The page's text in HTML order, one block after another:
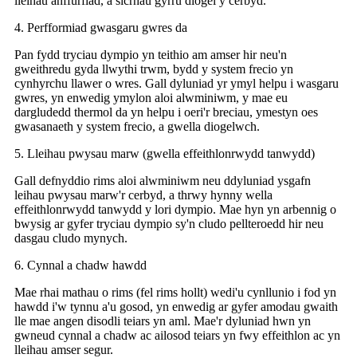
4. Perfformiad gwasgaru gwres da
Pan fydd tryciau dympio yn teithio am amser hir neu'n
gweithredu gyda llwythi trwm, bydd y system frecio yn
cynhyrchu llawer o wres. Gall dyluniad yr ymyl helpu i wasgaru
gwres, yn enwedig ymylon aloi alwminiwm, y mae eu
dargludedd thermol da yn helpu i oeri'r breciau, ymestyn oes
gwasanaeth y system frecio, a gwella diogelwch.
5. Lleihau pwysau marw (gwella effeithlonrwydd tanwydd)
Gall defnyddio rims aloi alwminiwm neu ddyluniad ysgafn
leihau pwysau marw'r cerbyd, a thrwy hynny wella
effeithlonrwydd tanwydd y lori dympio. Mae hyn yn arbennig o
bwysig ar gyfer tryciau dympio sy'n cludo pellteroedd hir neu
dasgau cludo mynych.
6. Cynnal a chadw hawdd
Mae rhai mathau o rims (fel rims hollt) wedi'u cynllunio i fod yn
hawdd i'w tynnu a'u gosod, yn enwedig ar gyfer amodau gwaith
lle mae angen disodli teiars yn aml. Mae'r dyluniad hwn yn
gwneud cynnal a chadw ac ailosod teiars yn fwy effeithlon ac yn
lleihau amser segur.